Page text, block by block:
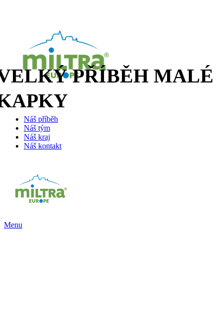
Náš příběh
Náš tým
Náš kraj
Náš kontakt
Menu
PŘÍBĚH MALÉ